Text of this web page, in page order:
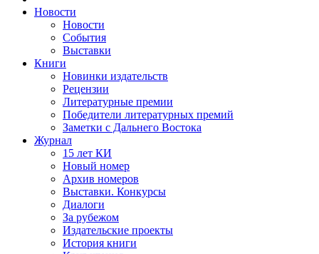
Новости
Новости
События
Выставки
Книги
Новинки издательств
Рецензии
Литературные премии
Победители литературных премий
Заметки с Дальнего Востока
Журнал
15 лет КИ
Новый номер
Архив номеров
Выставки. Конкурсы
Диалоги
За рубежом
Издательские проекты
История книги